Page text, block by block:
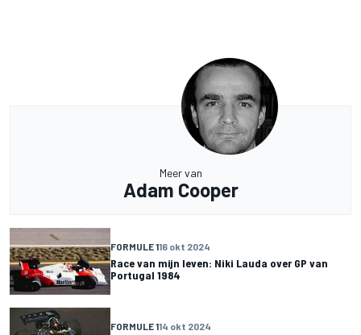
Meer van
Adam Cooper
FORMULE 116 okt 2024
Race van mijn leven: Niki Lauda over GP van
Portugal 1984
FORMULE 114 okt 2024